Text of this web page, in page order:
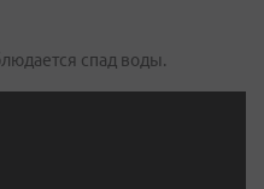
спад воды.